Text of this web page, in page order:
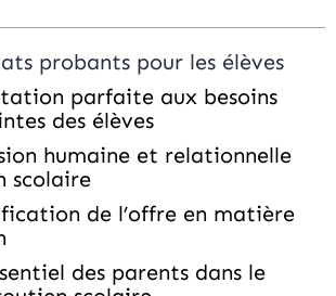
probants pour les élèves
parfaite aux besoins
des élèves
humaine et relationnelle
scolaire
de l’offre en matière
des parents dans le